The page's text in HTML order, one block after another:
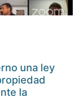
una ley
la